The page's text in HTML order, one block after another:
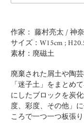
product
to
your
cart
作家： 藤村亮太 / 神
サイズ：W15cm ;
素材：廃磁土
廃棄された屑土や陶
「迷子土」をまとめ
にしたブロックを炭
度、彩度、その他」
ころで一つ一つ板張